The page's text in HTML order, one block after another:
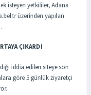
isteyen yetkililer, Adana
üzerinden yapılan
ÇIKARDI
iddia edilen siteye son
göre 5 günlük ziyaretçi